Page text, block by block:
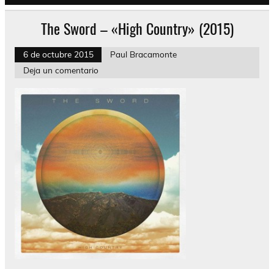
The Sword – «High Country» (2015)
6 de octubre 2015
Paul Bracamonte
Deja un comentario